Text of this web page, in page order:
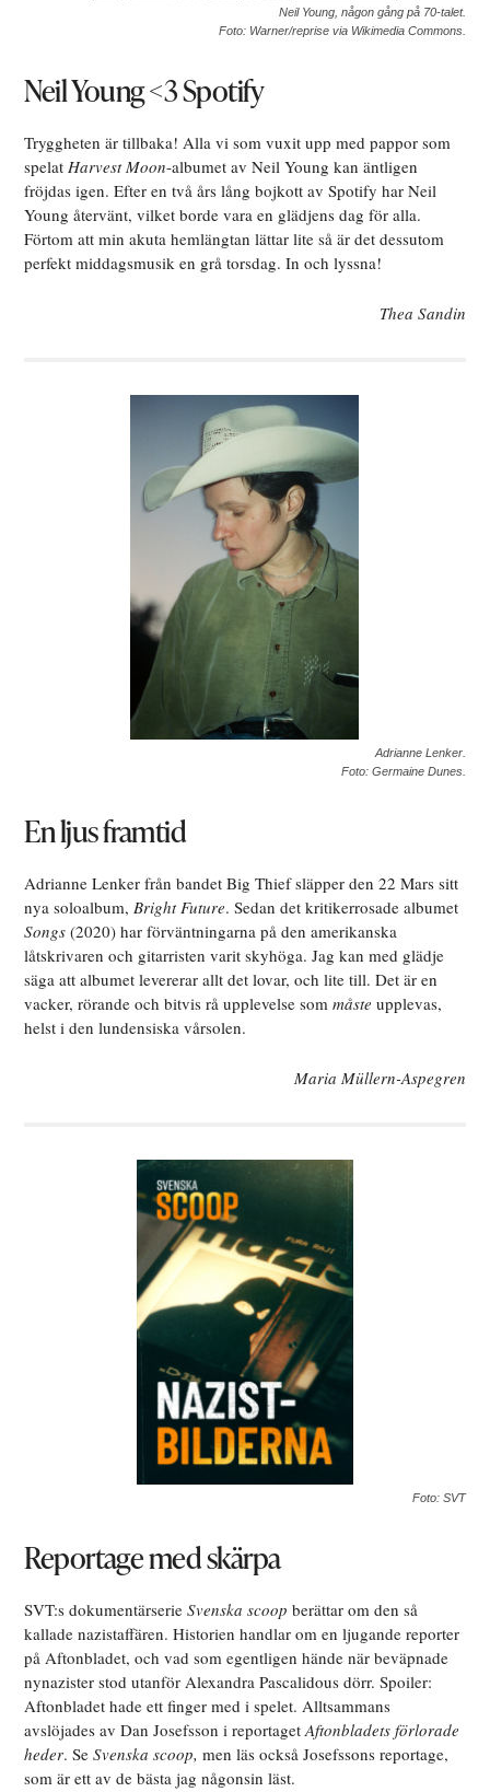
Neil Young, någon gång på 70-talet.
Foto: Warner/reprise via Wikimedia Commons.
Neil Young <3 Spotify
Tryggheten är tillbaka! Alla vi som vuxit upp med pappor som
spelat Harvest Moon-albumet av Neil Young kan äntligen
fröjdas igen. Efter en två års lång bojkott av Spotify har Neil
Young återvänt, vilket borde vara en glädjens dag för alla.
Förtom att min akuta hemlängtan lättar lite så är det dessutom
perfekt middagsmusik en grå torsdag. In och lyssna!
Thea Sandin
Adrianne Lenker.
Foto: Germaine Dunes.
En ljus framtid
Adrianne Lenker från bandet Big Thief släpper den 22 Mars sitt
nya soloalbum, Bright Future. Sedan det kritikerrosade albumet
Songs (2020) har förväntningarna på den amerikanska
låtskrivaren och gitarristen varit skyhöga. Jag kan med glädje
säga att albumet levererar allt det lovar, och lite till. Det är en
vacker, rörande och bitvis rå upplevelse sommåste upplevas,
helst i den lundensiska vårsolen.
Maria Müllern-Aspegren
Foto: SVT
Reportage med skärpa
SVT:s dokumentärserieSvenska scoopberättar om den så
kallade nazistaffären. Historien handlar om en ljugande reporter
på Aftonbladet, och vad som egentligen hände när beväpnade
nynazister stod utanför Alexandra Pascalidous dörr. Spoiler:
Aftonbladet hade ett finger med i spelet. Alltsammans
avslöjades av Dan Josefsson i reportagetAftonbladets förlorade
heder. SeSvenska scoop, men läs också Josefssons reportage,
som är ett av de bästa jag någonsin läst.